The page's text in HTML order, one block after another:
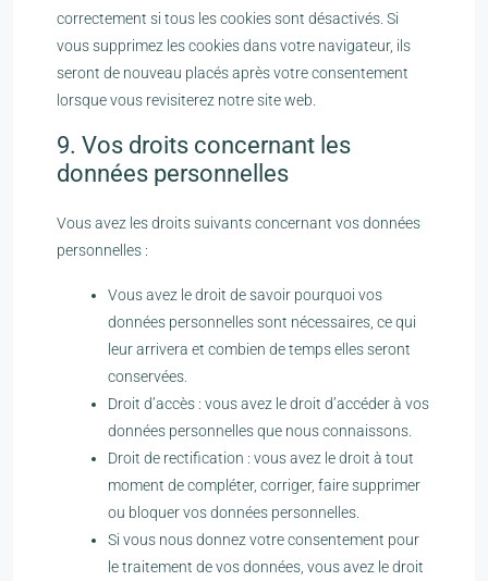
correctement si tous les cookies sont désactivés. Si
vous supprimez les cookies dans votre navigateur, ils
seront de nouveau placés après votre consentement
lorsque vous revisiterez notre site web.
9. Vos droits concernant les
données personnelles
Vous avez les droits suivants concernant vos données
personnelles :
Vous avez le droit de savoir pourquoi vos
données personnelles sont nécessaires, ce qui
leur arrivera et combien de temps elles seront
conservées.
Droit d’accès : vous avez le droit d’accéder à vos
données personnelles que nous connaissons.
Droit de rectification : vous avez le droit à tout
moment de compléter, corriger, faire supprimer
ou bloquer vos données personnelles.
Si vous nous donnez votre consentement pour
le traitement de vos données, vous avez le droit